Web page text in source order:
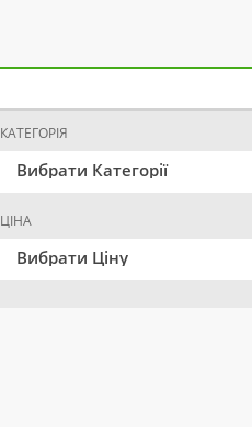
КАТЕГОРІЯ
Вибрати Категорії
ЦІНА
Вибрати Ціну